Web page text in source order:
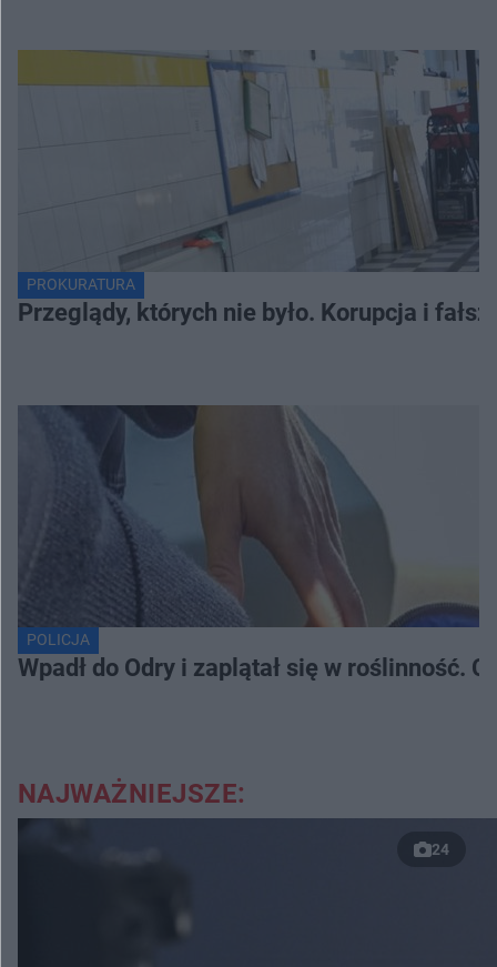
PROKURATURA
Przeglądy, których nie było. Korupcja i
POLICJA
Wpadł do Odry i zaplątał się w roślinność.
NAJWAŻNIEJSZE:
24